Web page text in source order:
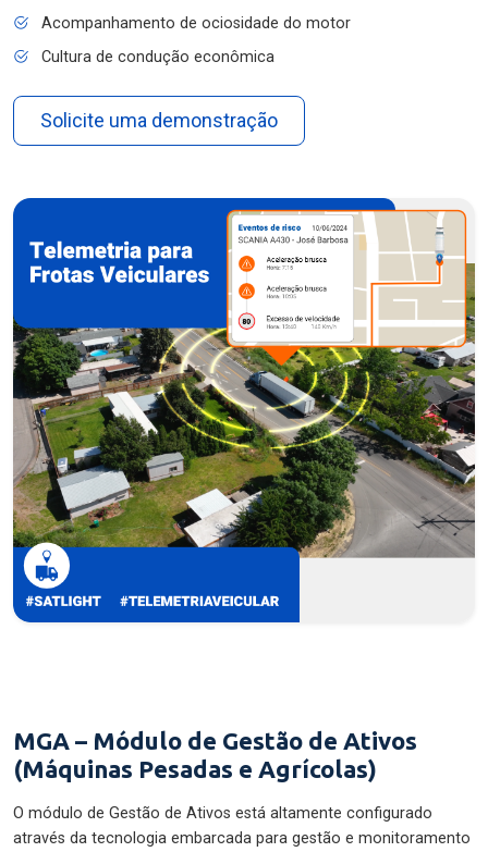
Acompanhamento de ociosidade do motor
Cultura de condução econômica
Solicite uma demonstração
MGA – Módulo de Gestão de Ativos
(Máquinas Pesadas e Agrícolas)
O módulo de Gestão de Ativos está altamente configurado
através da tecnologia embarcada para gestão e monitoramento